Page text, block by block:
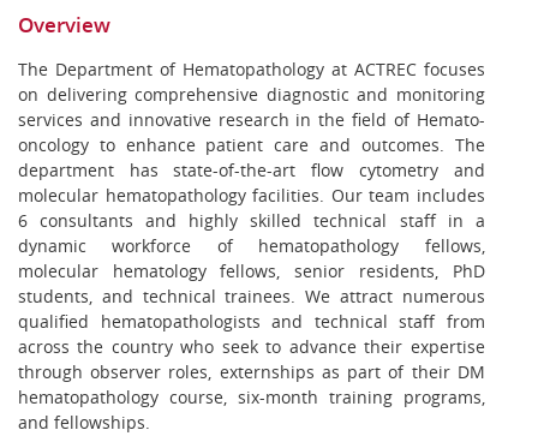
Overview
The Department of Hematopathology at ACTREC focuses
on delivering comprehensive diagnostic and monitoring
services and innovative research in the field of Hemato-
oncology to enhance patient care and outcomes. The
department has state-of-the-art flow cytometry and
molecular hematopathology facilities. Our team includes
6 consultants and highly skilled technical staff in a
dynamic workforce of hematopathology fellows,
molecular hematology fellows, senior residents, PhD
students, and technical trainees. We attract numerous
qualified hematopathologists and technical staff from
across the country who seek to advance their expertise
through observer roles, externships as part of their DM
hematopathology course, six-month training programs,
and fellowships.